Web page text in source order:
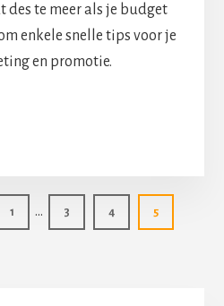
des te meer als je budget
enkele snelle tips voor je
en promotie.
Pagina
1
Interim
pagina's
… Pagina
3 Pagina
4 Pagina
5